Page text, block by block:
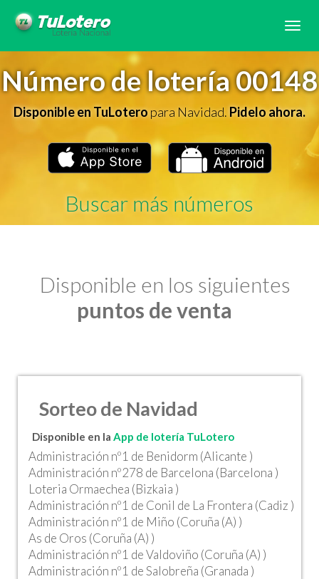
Número de lotería 00148
Disponible en TuLoteropara Navidad.Pidelo ahora.
Buscar más números
Disponible en los siguientes
puntos de venta
Sorteo de Navidad
Disponible en la App de lotería TuLotero
Administración nº1 de Benidorm (Alicante )
Administración nº278 de Barcelona (Barcelona )
Loteria Ormaechea (Bizkaia )
Administración nº1 de Conil de La Frontera (Cadiz )
Administración nº1 de Miño (Coruña (A) )
As de Oros (Coruña (A) )
Administración nº1 de Valdoviño (Coruña (A) )
Administración nº1 de Salobreña (Granada )